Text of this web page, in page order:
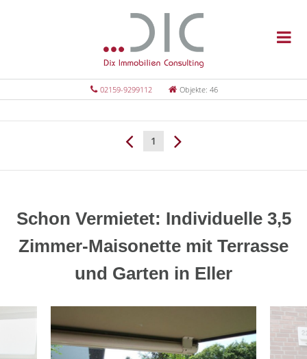
02159-9299112 Objekte: 46
1
Schon Vermietet: Individuelle 3,5
Zimmer-Maisonette mit Terrasse
und Garten in Eller